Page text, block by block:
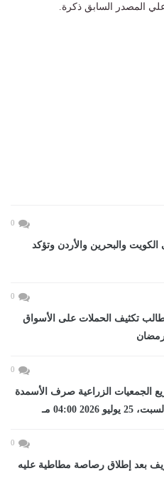
المصدر السابق ذكرة.
0
والبحرين والأردن وتؤكد
0
مطالب تكثيف الحملات على الأسواق
0
الجمعيات الزراعية صرف الأسمدة
04:00 مـ
0
بعد إطلاق رصاصة مطاطية عليه